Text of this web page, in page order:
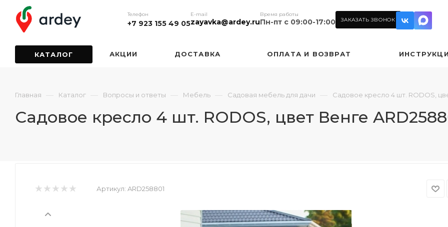
Телефон
+7 923 155 49 05
E-mail
zayavka@ardey.ru
Время работы
Пн-пт с 09:00-17:00 ЗАКАЗАТЬ ЗВОНОК
КАТАЛОГ АКЦИИ ДОСТАВКА ОПЛАТА И ВОЗВРАТ
Главная — Каталог — Вопросы и ответы — Мебель — Садовая мебель для дачи — Садовое кресло 4 шт. RODOS,
Садовое кресло 4 шт. RODOS, цвет Венге
Артикул: ARD258801